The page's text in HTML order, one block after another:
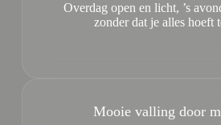
Overdag open en licht, ’s
zonder dat je alles hoeft
Mooie valling door